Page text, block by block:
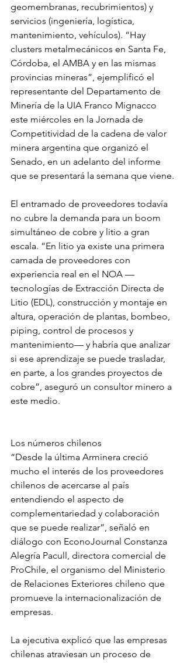
geomembranas, recubrimientos) y
servicios (ingeniería, logística,
mantenimiento, vehículos). “Hay
clusters metalmecánicos en Santa Fe,
Córdoba, el AMBA y en las mismas
provincias mineras”, ejemplificó el
representante del Departamento de
Minería de la UIA Franco Mignacco
este miércoles en la Jornada de
Competitividad de la cadena de valor
minera argentina que organizó el
Senado, en un adelanto del informe
que se presentará la semana que viene.
El entramado de proveedores todavía
no cubre la demanda para un boom
simultáneo de cobre y litio a gran
escala. “En litio ya existe una primera
camada de proveedores con
experiencia real en el NOA —
tecnologías de Extracción Directa de
Litio (EDL), construcción y montaje en
altura, operación de plantas, bombeo,
piping, control de procesos y
mantenimiento— y habría que analizar
si ese aprendizaje se puede trasladar,
en parte, a los grandes proyectos de
cobre”, aseguró un consultor minero a
este medio.
Los números chilenos
“Desde la última Arminera creció
mucho el interés de los proveedores
chilenos de acercarse al país
entendiendo el aspecto de
complementariedad y colaboración
que se puede realizar”, señaló en
diálogo con EconoJournal Constanza
Alegría Pacull, directora comercial de
ProChile, el organismo del Ministerio
de Relaciones Exteriores chileno que
promueve la internacionalización de
empresas.
La ejecutiva explicó que las empresas
chilenas atraviesan un proceso de